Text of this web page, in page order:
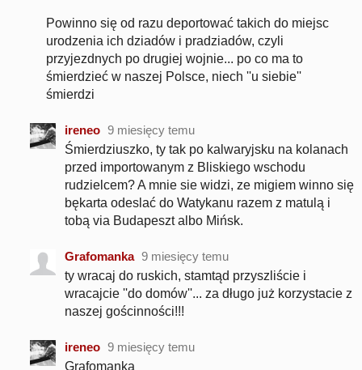
Powinno się od razu deportować takich do miejsc
urodzenia ich dziadów i pradziadów, czyli
przyjezdnych po drugiej wojnie... po co ma to
śmierdzieć w naszej Polsce, niech ''u siebie''
śmierdzi
ireneo 9 miesięcy temu
Śmierdziuszko, ty tak po kalwaryjsku na kolanach
przed importowanym z Bliskiego wschodu
rudzielcem? A mnie sie widzi, ze migiem winno się
bękarta odeslać do Watykanu razem z matulą i
tobą via Budapeszt albo Mińsk.
Grafomanka 9 miesięcy temu
ty wracaj do ruskich, stamtąd przyszliście i
wracajcie ''do domów''... za długo już korzystacie z
naszej gościnności!!!
ireneo 9 miesięcy temu
Grafomanka